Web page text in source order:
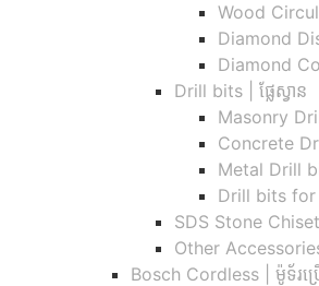
Wood
Diamond
Diamond
Drill bits |​ ផ្លែស្វាន
Masonry Drill
Concrete
Metal Drill
Drill bits for
SDS Stone Chiset
Other
Bosch Cordless | ម៉ូទ័រប្រ